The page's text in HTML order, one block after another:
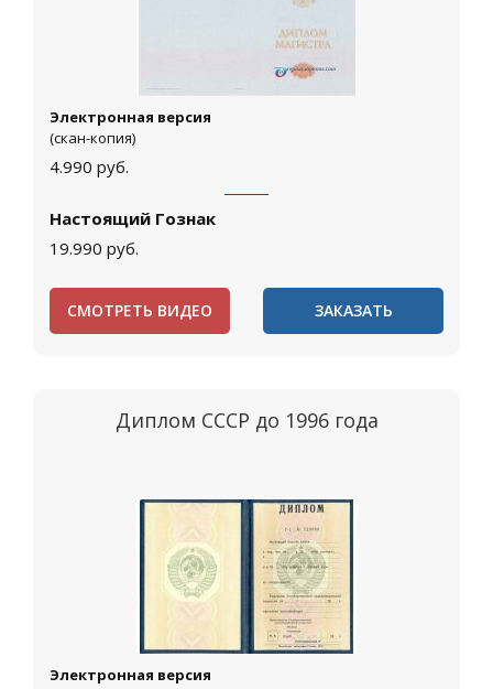
Электронная версия
(скан-копия)
4.990 руб.
Настоящий Гознак
19.990 руб.
СМОТРЕТЬ ВИДЕО ЗАКАЗАТЬ
Диплом СССР до 1996 года
Электронная версия